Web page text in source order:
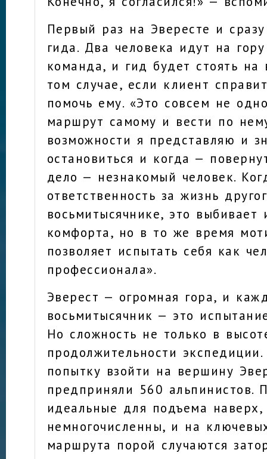
Первый раз на Эвересте и
гида. Два человека идут на
команда, и гид будет стоять
том случае, если клиент
помочь ему. «Это совсем не
маршрут самому и вести по
возможности я представляю и
остановиться и когда —
дело — незнакомый человек.
ответственность за жизнь
восьмитысячнике, это выбивает
комфорта, но в то же время
позволяет испытать себя как
профессионала».
Эверест — огромная гора, и
восьмитысячник — это
Но сложность не только в
продолжительности
попытку взойти на вершину
предприняли 560 альпинистов.
идеальные для подъема наверх,
немногочисленны, и на
маршрута порой случаются